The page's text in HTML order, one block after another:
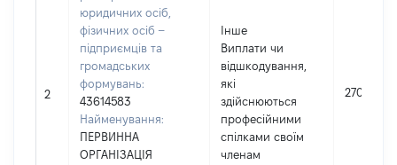
2
юридичних осіб,
фізичних осіб –
підприємців та
громадських
формувань:
43614583
Найменування:
ПЕРВИННА
ОРГАНІЗАЦІЯ
Інше
Виплати чи
відшкодування,
які
здійснюються
професійними
спілками своїм
членам
2700